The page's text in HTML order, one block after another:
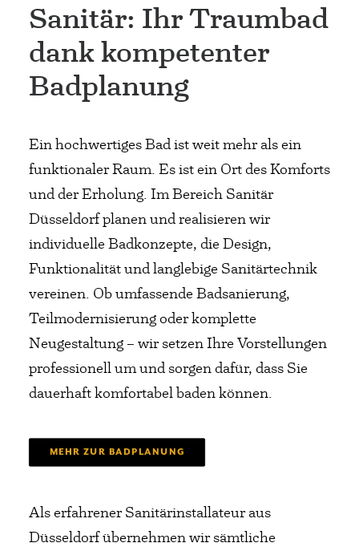
Sanitär: Ihr Traumbad
dank kompetenter
Badplanung
Ein hochwertiges Bad ist weit mehr als ein
funktionaler Raum. Es ist ein Ort des Komforts
und der Erholung. Im Bereich Sanitär
Düsseldorf planen und realisieren wir
individuelle Badkonzepte, die Design,
Funktionalität und langlebige Sanitärtechnik
vereinen. Ob umfassende Badsanierung,
Teilmodernisierung oder komplette
Neugestaltung – wir setzen Ihre Vorstellungen
professionell um und sorgen dafür, dass Sie
dauerhaft komfortabel baden können.
MEHR ZUR BADPLANUNG
Als erfahrener Sanitärinstallateur aus
Düsseldorf übernehmen wir sämtliche